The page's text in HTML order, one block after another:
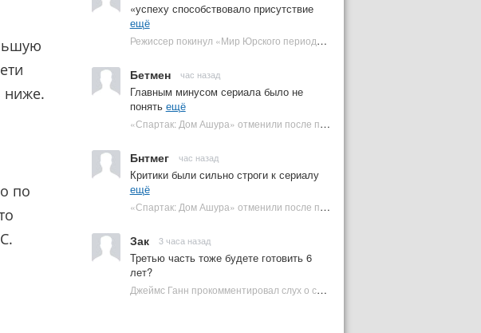
«успеху способствовало присутствие
ещё
Режиссер покинул «Мир Юрского периода 5» | Plugged In Ru
Бетмен час назад
Главным минусом сериала было не
понять ещё
«Спартак: Дом Ашура» отменили после первого сезона | Plugged In Ru
Бнтмег час назад
Критики были сильно строги к сериалу
ещё
«Спартак: Дом Ашура» отменили после первого сезона | Plugged In Ru
Зак 3 часа назад
Третью часть тоже будете готовить 6
лет?
Джеймс Ганн прокомментировал слух о съемках «Бэтмена 3» | Plugged In Ru
ниже.
по